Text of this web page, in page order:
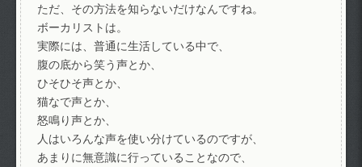
ただ、その方法を知らないだけなんですね。
ボーカリストは。
実際には、普通に生活している中で、
腹の底から笑う声とか、
ひそひそ声とか、
猫なで声とか、
怒鳴り声とか、
人はいろんな声を使い分けているのですが、
あまりに無意識に行っていることなので、